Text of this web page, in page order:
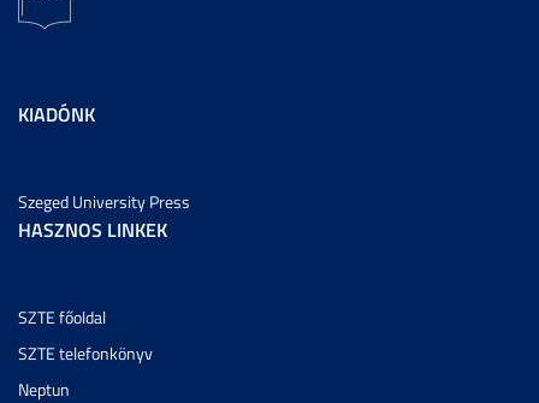
KIADÓNK
Szeged University Press
HASZNOS LINKEK
SZTE főoldal
SZTE telefonkönyv
Neptun